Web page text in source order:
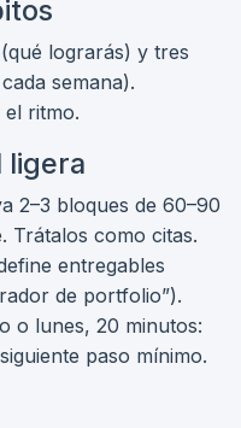
lograrás) y tres
semana).
ritmo.
ligera
2–3 bloques de 60–90
Trátalos como citas.
entregables
de portfolio”).
o lunes, 20 minutos:
paso mínimo.